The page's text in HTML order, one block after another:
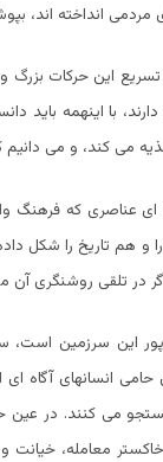
انداخته اند،
و تسریع این حرکات
با اینهمه
می کند، و می
عناصری که فرهنگ
را و هم تاریخ را شکل
در تلقی روشنگری آن
این سرزمین
انسانهای آگاه
می کنند. در
معامله،